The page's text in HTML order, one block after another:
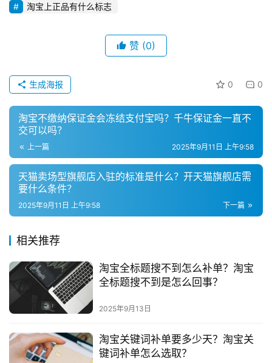
淘宝上正品有什么标志
赞 (0)
0 0
生成海报
淘宝不缴纳保证金会冻结支付宝吗？千牛保证金一直不
交可以吗？
上一篇 2025年9月11日 上午9:58
天猫卖场型旗舰店入驻的标准是什么？开天猫旗舰店需
要什么条件？
下一篇
2025年9月11日 上午9:58
相关推荐
淘宝全标题搜不到怎么补单？淘宝
全标题搜不到是怎么回事？
2025年9月13日
淘宝关键词补单要多少天？淘宝关
键词补单怎么选取？